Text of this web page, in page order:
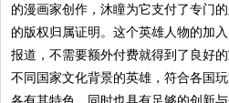
的漫画家创作，沐瞳为它支付了专门
的版权归属证明。这个英雄人物的加
报道，不需要额外付费就得到了良好
不同国家文化背景的英雄，符合各国